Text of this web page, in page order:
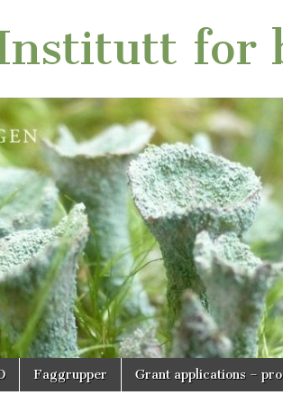
for
Faggrupper Grant applications –